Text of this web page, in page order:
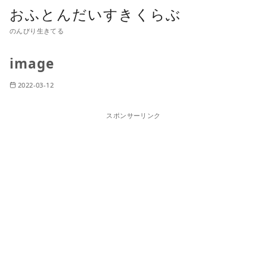
おふとんだいすきくらぶ
のんびり生きてる
image
2022-03-12
スポンサーリンク